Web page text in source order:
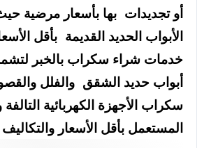
أو تجديدات بها بأسعار مرضية
الأبواب الحديد القديمة بأقل
خدمات شراء سكراب بالخبر
أبواب حديد الشقق والفلل
سكراب الأجهزة الكهربائية التالفة
المستعمل بأقل الأسعار